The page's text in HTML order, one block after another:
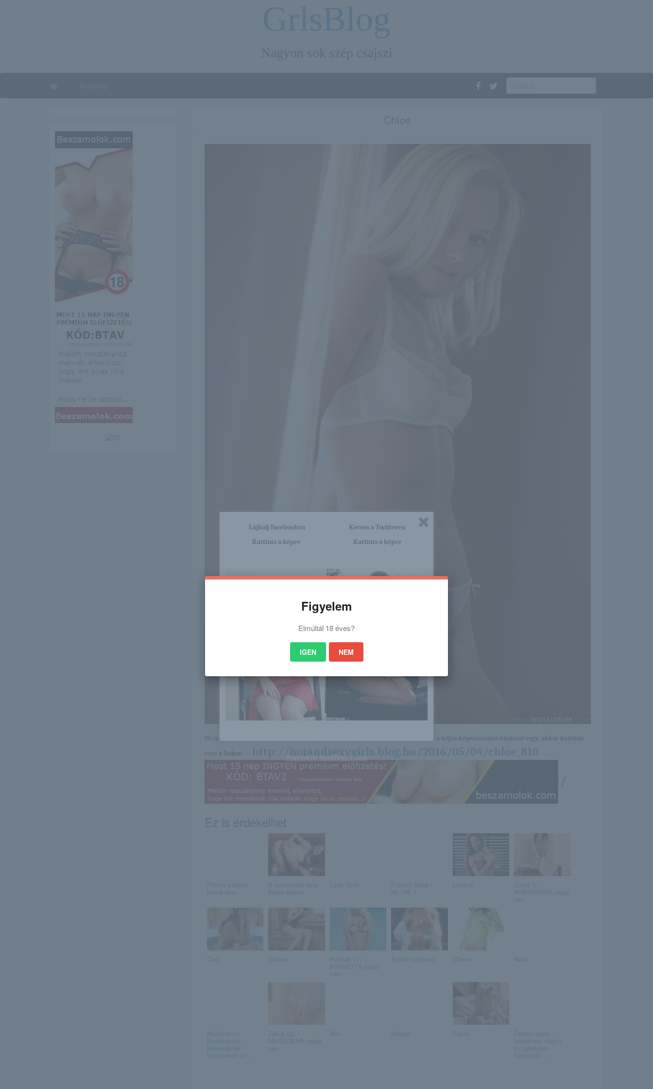
http://hotandsexygirls.blog.hu/2016/05/04/chloe_810
Primm a bájos
barna lány
A szomszéd lány:
Marie Harper
Leah Gotti Fumika Baba /
No.186 1.
Loraine Július 1. –
ANNAMÁRIA napja
van
Cira Solana Február 11. –
MARIETTA napja
van
Szőke szépség Chems Nata
Mentőakció
Budakeszin:
telefonjának
köszönheti a t...
Július 22. –
MAGDOLNA napja
van
Niki Mango Katey Ferenc pápa
temetése: végső
nyughelyére
helyezték ...
Lájkolj Facebookon
Kattints a képre
Keress a Twitteren
Kattints a képre
Powered byWordPress Popup
Figyelem
Elmúltál 18 éves?
IGEN NEM